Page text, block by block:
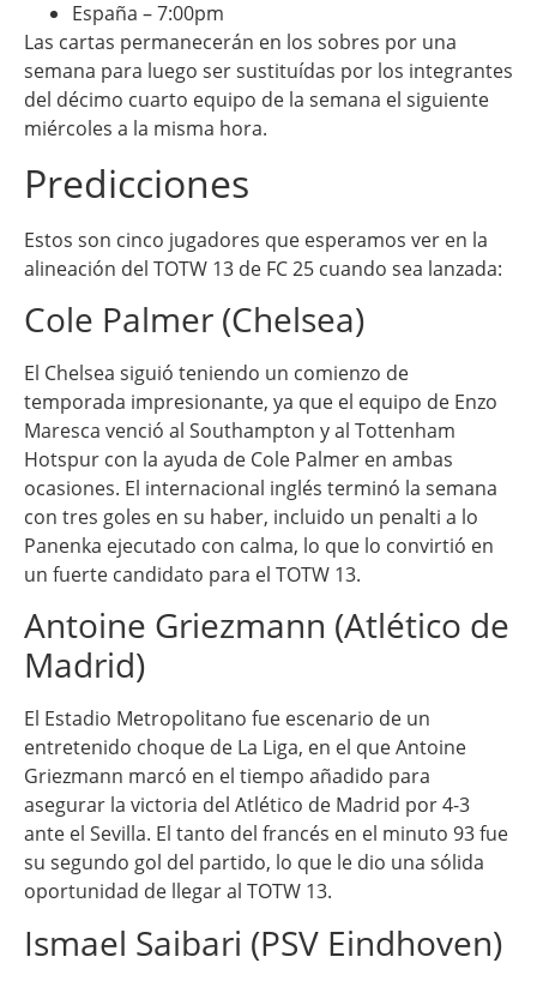
España – 7:00pm
Las cartas permanecerán en los sobres por una
semana para luego ser sustituídas por los integrantes
del décimo cuarto equipo de la semana el siguiente
miércoles a la misma hora.
Predicciones
Estos son cinco jugadores que esperamos ver en la
alineación del TOTW 13 de FC 25 cuando sea lanzada:
Cole Palmer (Chelsea)
El Chelsea siguió teniendo un comienzo de
temporada impresionante, ya que el equipo de Enzo
Maresca venció al Southampton y al Tottenham
Hotspur con la ayuda de Cole Palmer en ambas
ocasiones. El internacional inglés terminó la semana
con tres goles en su haber, incluido un penalti a lo
Panenka ejecutado con calma, lo que lo convirtió en
un fuerte candidato para el TOTW 13.
Antoine Griezmann (Atlético de
Madrid)
El Estadio Metropolitano fue escenario de un
entretenido choque de La Liga, en el que Antoine
Griezmann marcó en el tiempo añadido para
asegurar la victoria del Atlético de Madrid por 4-3
ante el Sevilla. El tanto del francés en el minuto 93 fue
su segundo gol del partido, lo que le dio una sólida
oportunidad de llegar al TOTW 13.
Ismael Saibari (PSV Eindhoven)